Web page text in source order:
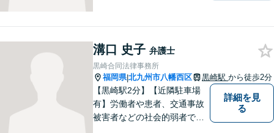
溝口 史子 弁護士
黒崎合同法律事務所
福岡県|北九州市八幡西区 黒崎駅 から徒歩2分
【黒崎駅2分】【近隣駐車場
有】労働者や患者、交通事故
被害者などの社会的弱者であ
詳細を見
る